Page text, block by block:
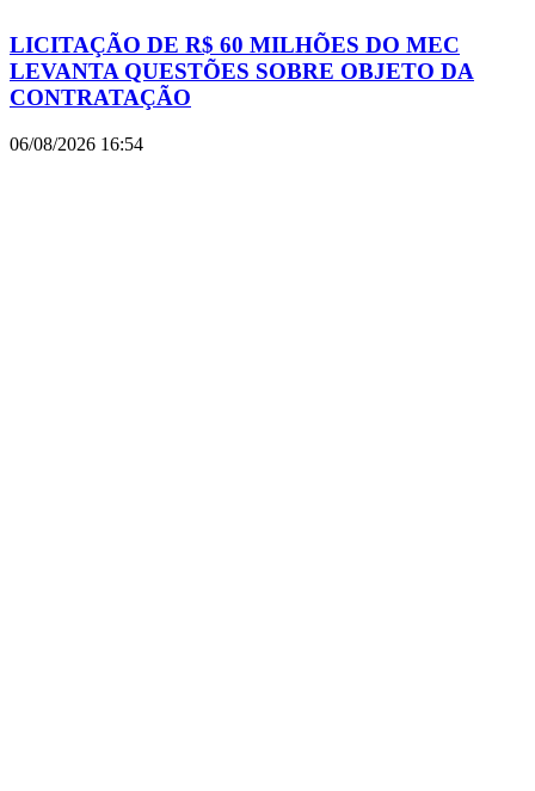
LICITAÇÃO DE R$ 60 MILHÕES DO MEC
LEVANTA QUESTÕES SOBRE OBJETO DA
CONTRATAÇÃO
06/08/2026 16:54